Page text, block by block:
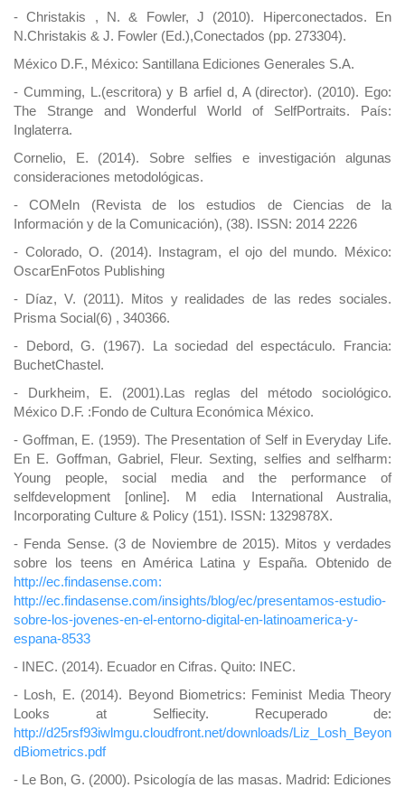
- Christakis , N. & Fowler, J (2010). Hiperconectados. En
N.Christakis & J. Fowler (Ed.),Conectados (pp. 273304).
México D.F., México: Santillana Ediciones Generales S.A.
- Cumming, L.(escritora) y B arfiel d, A (director). (2010). Ego:
The Strange and Wonderful World of SelfPortraits. País:
Inglaterra.
Cornelio, E. (2014). Sobre selfies e investigación algunas
consideraciones metodológicas.
- COMeIn (Revista de los estudios de Ciencias de la
Información y de la Comunicación), (38). ISSN: 2014 2226
- Colorado, O. (2014). Instagram, el ojo del mundo. México:
OscarEnFotos Publishing
- Díaz, V. (2011). Mitos y realidades de las redes sociales.
Prisma Social(6) , 340366.
- Debord, G. (1967). La sociedad del espectáculo. Francia:
BuchetChastel.
- Durkheim, E. (2001).Las reglas del método sociológico.
México D.F. :Fondo de Cultura Económica México.
- Goffman, E. (1959). The Presentation of Self in Everyday Life.
En E. Goffman, Gabriel, Fleur. Sexting, selfies and selfharm:
Young people, social media and the performance of
selfdevelopment [online]. M edia International Australia,
Incorporating Culture & Policy (151). ISSN: 1329878X.
- Fenda Sense. (3 de Noviembre de 2015). Mitos y verdades
sobre los teens en América Latina y España. Obtenido de
http://ec.findasense.com:
http://ec.findasense.com/insights/blog/ec/presentamos-estudio-
sobre-los-jovenes-en-el-entorno-digital-en-latinoamerica-y-
espana-8533
- INEC. (2014). Ecuador en Cifras. Quito: INEC.
- Losh, E. (2014). Beyond Biometrics: Feminist Media Theory
Looks at Selfiecity. Recuperado de:
http://d25rsf93iwlmgu.cloudfront.net/downloads/Liz_Losh_Beyon
dBiometrics.pdf
- Le Bon, G. (2000). Psicología de las masas. Madrid: Ediciones